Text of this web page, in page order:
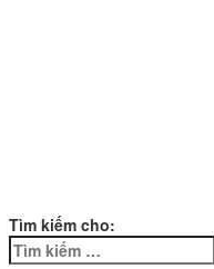
Tìm kiếm cho: